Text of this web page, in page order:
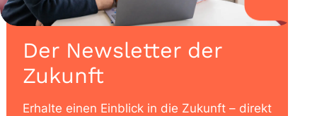
Der Newsletter der
Zukunft
Erhalte einen Einblick in die Zukunft – direkt